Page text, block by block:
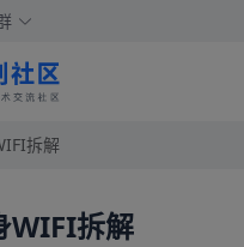
拆解
WIFI拆解